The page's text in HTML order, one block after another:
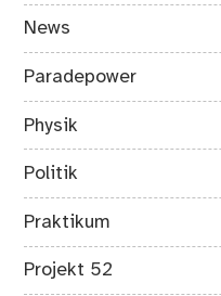
News
Paradepower
Physik
Politik
Praktikum
Projekt 52